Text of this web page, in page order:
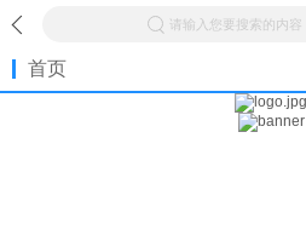
请输入您要搜索的内容
首页